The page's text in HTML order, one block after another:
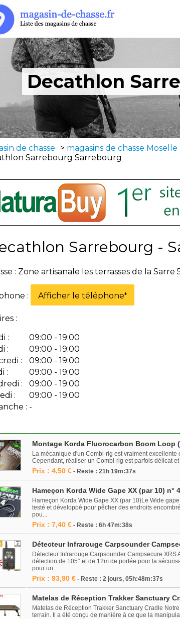
Decathlon
de chasse > magasins de chasse Moselle
Sarrebourg Sarrebourg
Sarrebourg -
: Zone artisanale les terrasses de la
: Afficher le téléphone*
:
:
09:00 - 19:00
:
09:00 - 19:00
:
09:00 - 19:00
:
09:00 - 19:00
:
09:00 - 19:00
:
09:00 - 19:00
: -
Montage Korda Fluorocarbon Boom Loop
La mécanique d'un Combi-rig est vraiment
Cependant, réaliser un Combi-rig est parfois délicat
Prix : 4,50 € - Reste : 21h 19m:37s
Hameçon Korda Wide Gape XX (par 10) n° 4
Hameçon Korda Wide Gape XX (par 10)Le Wide
testé et développé pour pêcher des endroits
pou...
Prix : 7,40 € - Reste : 6h 47m:38s
Détecteur Infrarouge Carpsounder
Détecteur Infrarouge Carpsounder Campsecure
détection de 105° et de 12m de portée pour la
pour un...
Prix : 93,90 € - Reste : 2 jours, 05h:48m:37s
Matelas de Réception Trakker Sanctuary
Matelas de Réception Trakker Sanctuary Cradle
terrain. Il a été conçu de manière à ce que la